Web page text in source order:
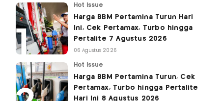
Hot Issue
Harga BBM Pertamina Turun Hari
Ini, Cek Pertamax, Turbo hingga
Pertalite 7 Agustus 2026
06 Agustus 2026
Hot Issue
Harga BBM Pertamina Turun, Cek
Pertamax, Turbo hingga Pertalite
Hari Ini 8 Agustus 2026